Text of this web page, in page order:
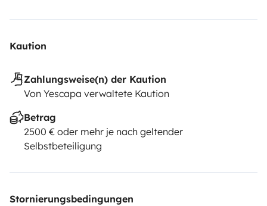
Kaution
Zahlungsweise(n) der Kaution
Von Yescapa verwaltete Kaution
Betrag
2500 € oder mehr je nach geltender
Selbstbeteiligung
Stornierungsbedingungen